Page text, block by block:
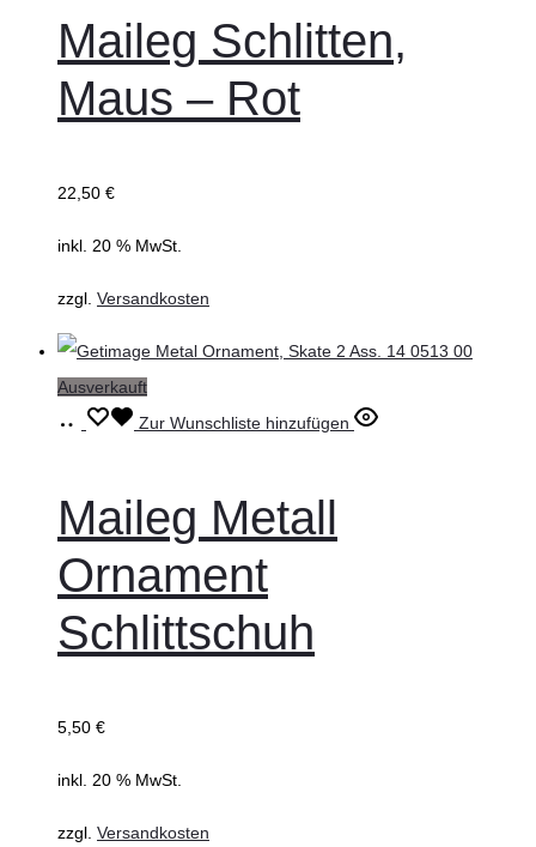
Maileg Schlitten,
Maus – Rot
22,50 €
inkl. 20 % MwSt.
zzgl. Versandkosten
Ausverkauft
WeiterlesenZur Wunschliste hinzufügen
Maileg Metall
Ornament
Schlittschuh
5,50 €
inkl. 20 % MwSt.
zzgl. Versandkosten